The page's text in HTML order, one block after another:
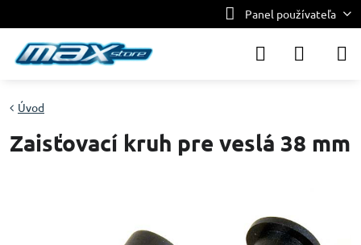
Panel používateľa
Úvod
Zaisťovací kruh pre veslá 38 mm